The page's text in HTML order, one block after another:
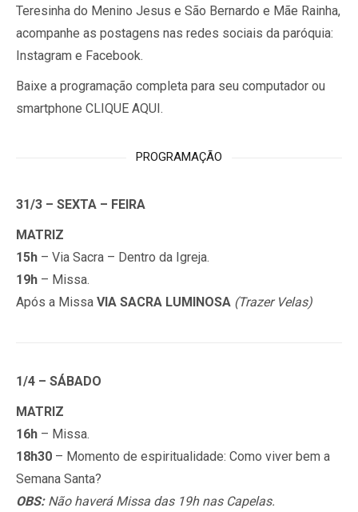
Teresinha do Menino Jesus e São Bernardo e Mãe Rainha,
acompanhe as postagens nas redes sociais da paróquia:
Instagram e Facebook.
Baixe a programação completa para seu computador ou
smartphone CLIQUE AQUI.
PROGRAMAÇÃO
31/3 – SEXTA – FEIRA
MATRIZ
15h – Via Sacra – Dentro da Igreja.
19h – Missa.
Após a Missa VIA SACRA LUMINOSA (Trazer Velas)
1/4 – SÁBADO
MATRIZ
16h – Missa.
18h30 – Momento de espiritualidade: Como viver bem a
Semana Santa?
OBS:Não haverá Missa das 19h nas Capelas.